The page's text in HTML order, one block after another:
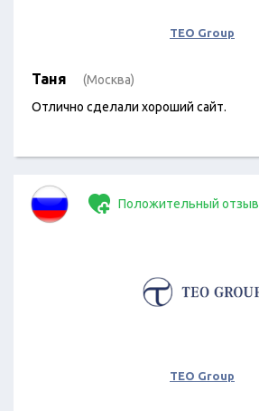
TEO Group
Таня (Москва)
Отлично сделали хороший сайт.
Положительный отзыв
TEO Group